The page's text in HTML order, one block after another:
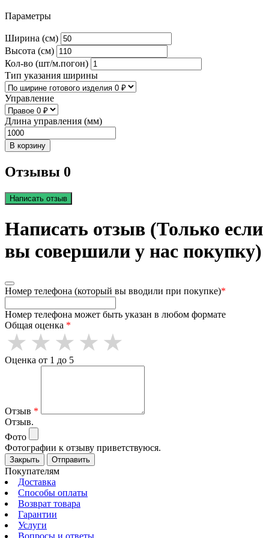
Параметры
Ширина (см)
Высота (см)
Кол-во (шт/м.погон)
Тип указания ширины
Управление
Длина управления (мм)
В корзину
Отзывы 0
Написать отзыв
Написать отзыв (Только если
вы совершили у нас покупку)
Номер телефона (который вы вводили при покупке)*
Номер телефона может быть указан в любом формате
Общая оценка *
Оценка от 1 до 5
Отзыв *
Отзыв.
Фото
Фотографии к отзыву приветствуюся.
Закрыть Отправить
Покупателям
Доставка
Способы оплаты
Возврат товара
Гарантии
Услуги
Вопросы и ответы